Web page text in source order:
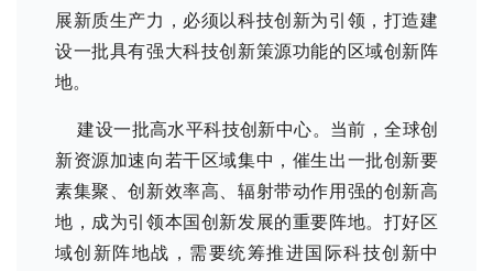
展新质生产力，必须以科技创新为引领，打造建
设一批具有强大科技创新策源功能的区域创新阵
地。
建设一批高水平科技创新中心。当前，全球创
新资源加速向若干区域集中，催生出一批创新要
素集聚、创新效率高、辐射带动作用强的创新高
地，成为引领本国创新发展的重要阵地。打好区
域创新阵地战，需要统筹推进国际科技创新中